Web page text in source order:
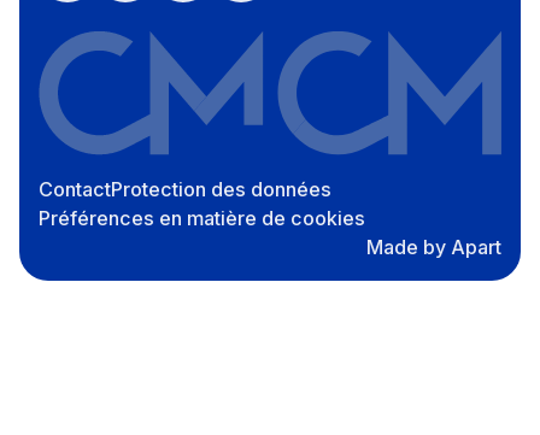
ContactProtection des données
Préférences en matière de cookies
Made by Apart